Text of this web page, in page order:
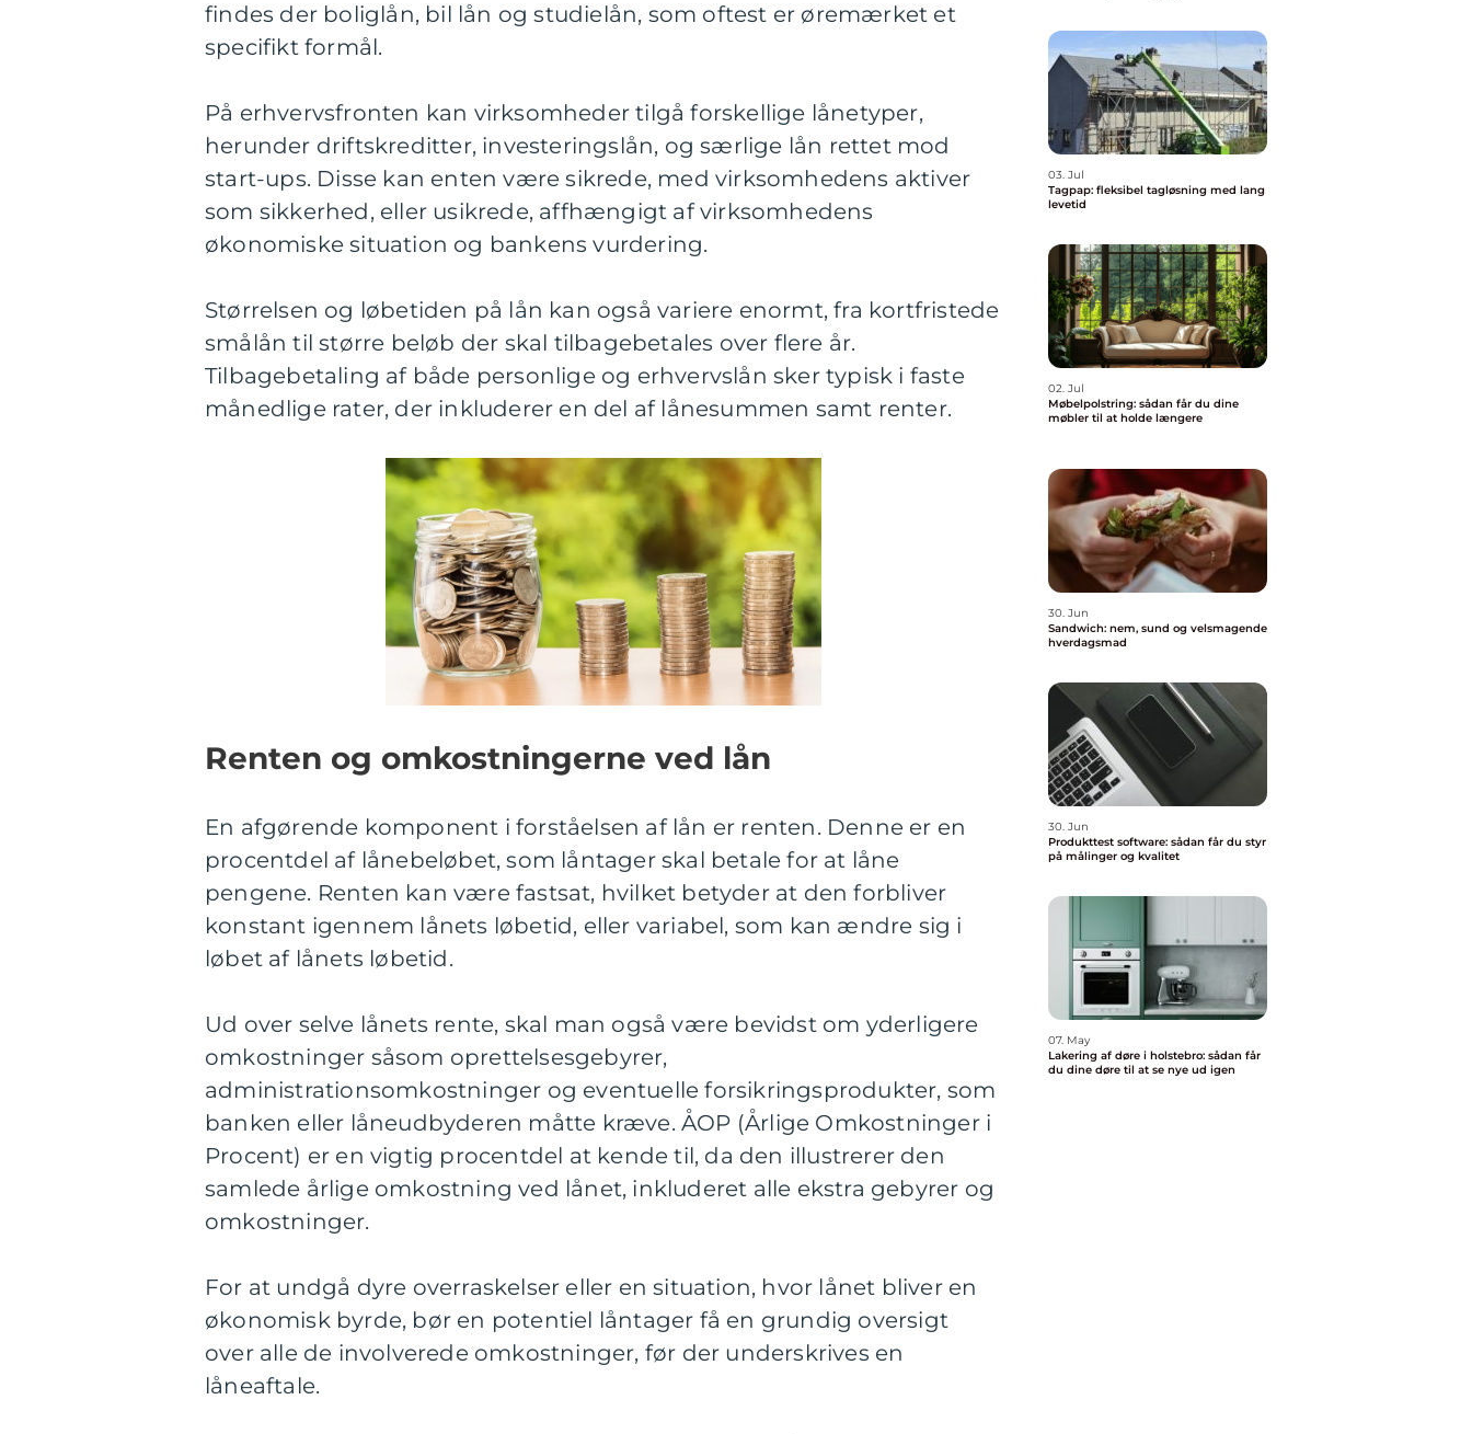
findes der boliglån, bil lån og studielån, som oftest er øremærket et
specifikt formål.
På erhvervsfronten kan virksomheder tilgå forskellige lånetyper,
herunder driftskreditter, investeringslån, og særlige lån rettet mod
start-ups. Disse kan enten være sikrede, med virksomhedens aktiver
som sikkerhed, eller usikrede, affhængigt af virksomhedens
økonomiske situation og bankens vurdering.
Størrelsen og løbetiden på lån kan også variere enormt, fra kortfristede
smålån til større beløb der skal tilbagebetales over flere år.
Tilbagebetaling af både personlige og erhvervslån sker typisk i faste
månedlige rater, der inkluderer en del af lånesummen samt renter.
Renten og omkostningerne ved lån
En afgørende komponent i forståelsen af lån er renten. Denne er en
procentdel af lånebeløbet, som låntager skal betale for at låne
pengene. Renten kan være fastsat, hvilket betyder at den forbliver
konstant igennem lånets løbetid, eller variabel, som kan ændre sig i
løbet af lånets løbetid.
Ud over selve lånets rente, skal man også være bevidst om yderligere
omkostninger såsom oprettelsesgebyrer,
administrationsomkostninger og eventuelle forsikringsprodukter, som
banken eller låneudbyderen måtte kræve. ÅOP (Årlige Omkostninger i
Procent) er en vigtig procentdel at kende til, da den illustrerer den
samlede årlige omkostning ved lånet, inkluderet alle ekstra gebyrer og
omkostninger.
For at undgå dyre overraskelser eller en situation, hvor lånet bliver en
økonomisk byrde, bør en potentiel låntager få en grundig oversigt
over alle de involverede omkostninger, før der underskrives en
låneaftale.
03. Jul
Tagpap: fleksibel tagløsning med lang
levetid
02. Jul
Møbelpolstring: sådan får du dine
møbler til at holde længere
30. Jun
Sandwich: nem, sund og velsmagende
hverdagsmad
30. Jun
Produkttest software: sådan får du styr
på målinger og kvalitet
07. May
Lakering af døre i holstebro: sådan får
du dine døre til at se nye ud igen